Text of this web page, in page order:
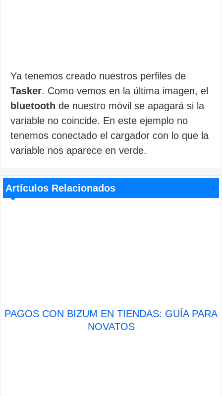
Ya tenemos creado nuestros perfiles de
Tasker. Como vemos en la última imagen, el
bluetooth de nuestro móvil se apagará si la
variable no coincide. En este ejemplo no
tenemos conectado el cargador con lo que la
variable nos aparece en verde.
Artículos Relacionados
PAGOS CON BIZUM EN TIENDAS: GUÍA PARA
NOVATOS